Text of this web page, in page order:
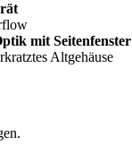
mit Seitenfenster
Altgehäuse